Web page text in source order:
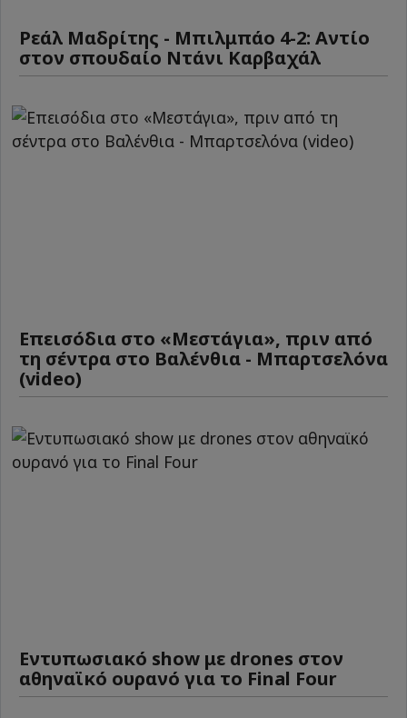
Ρεάλ Μαδρίτης - Μπιλμπάο 4-2: Αντίο
στον σπουδαίο Ντάνι Καρβαχάλ
Επεισόδια στο «Μεστάγια», πριν από
τη σέντρα στο Βαλένθια - Μπαρτσελόνα
(video)
Εντυπωσιακό show με drones στον
αθηναϊκό ουρανό για το Final Four